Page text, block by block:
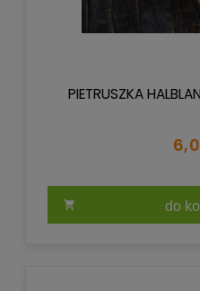
PIETRUSZKA
do